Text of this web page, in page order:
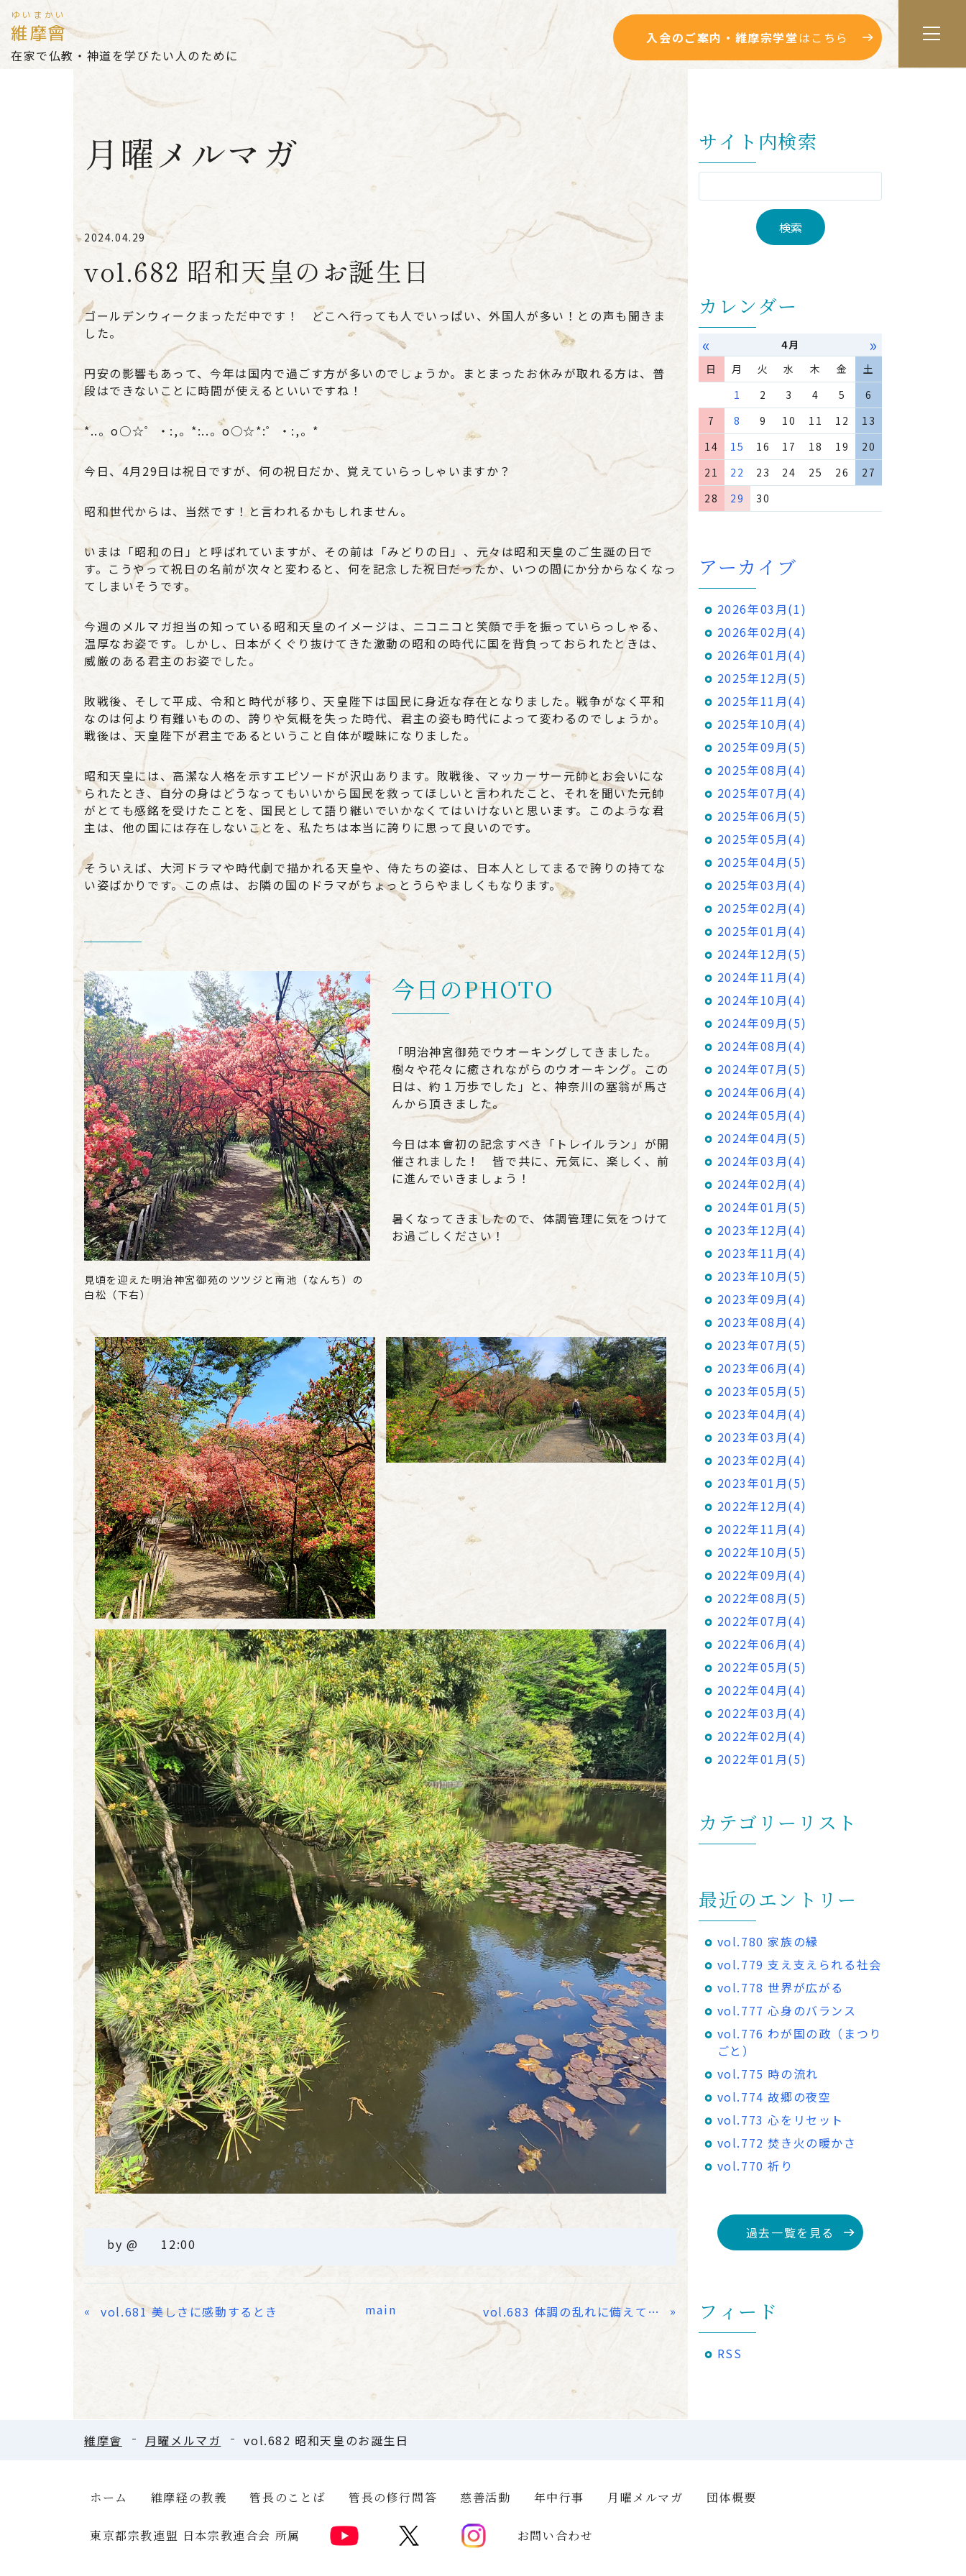
維摩會
ゆいまかい
在家で仏教・神道を学びたい人のために
入会のご案内・維摩宗学堂はこちら
月曜メルマガ
2024.04.29
vol.682 昭和天皇のお誕生日
ゴールデンウィークまっただ中です！ どこへ行っても人でいっぱい、外国人が多い！との声も聞きま
した。
円安の影響もあって、今年は国内で過ごす方が多いのでしょうか。まとまったお休みが取れる方は、普
段はできないことに時間が使えるといいですね！
*..。o○☆゜・:,。*:..。o○☆*:゜・:,。*
今日、4月29日は祝日ですが、何の祝日だか、覚えていらっしゃいますか？
昭和世代からは、当然です！と言われるかもしれません。
いまは「昭和の日」と呼ばれていますが、その前は「みどりの日」、元々は昭和天皇のご生誕の日で
す。こうやって祝日の名前が次々と変わると、何を記念した祝日だったか、いつの間にか分からなくなっ
てしまいそうです。
今週のメルマガ担当の知っている昭和天皇のイメージは、ニコニコと笑顔で手を振っていらっしゃる、
温厚なお姿です。しかし、日本がくぐり抜けてきた激動の昭和の時代に国を背負っておられたときは、
威厳のある君主のお姿でした。
敗戦後、そして平成、令和と時代が移り、天皇陛下は国民に身近な存在となりました。戦争がなく平和
なのは何より有難いものの、誇りや気概を失った時代、君主の姿も時代によって変わるのでしょうか。
戦後は、天皇陛下が君主であるということ自体が曖昧になりました。
昭和天皇には、高潔な人格を示すエピソードが沢山あります。敗戦後、マッカーサー元帥とお会いにな
られたとき、自分の身はどうなってもいいから国民を救ってほしいと言われたこと、それを聞いた元帥
がとても感銘を受けたことを、国民として語り継いでいかなくてはいけないと思います。このような君
主は、他の国には存在しないことを、私たちは本当に誇りに思って良いのです。
そういえば、大河ドラマや時代劇で描かれる天皇や、侍たちの姿は、日本人としてまるで誇りの持てな
い姿ばかりです。この点は、お隣の国のドラマがちょっとうらやましくもなります。
見頃を迎えた明治神宮御苑のツツジと南池（なんち）の
白松（下右）
今日のPHOTO
「明治神宮御苑でウオーキングしてきました。
樹々や花々に癒されながらのウオーキング。この
日は、約１万歩でした」と、神奈川の塞翁が馬さ
んから頂きました。
今日は本會初の記念すべき「トレイルラン」が開
催されました！ 皆で共に、元気に、楽しく、前
に進んでいきましょう！
暑くなってきましたので、体調管理に気をつけて
お過ごしください！
by @ 12:00
« vol.681 美しさに感動するとき main vol.683 体調の乱れに備えて… »
サイト内検索
カレンダー
« 4月 »
日 月 火 水 木 金
土
1
2 3 4 5
6
7
8 9 10 11 12
13
14
15 16 17 18 19
20
21
22 23 24 25 26
27
28
29 30
アーカイブ
2026年03月(1)
2026年02月(4)
2026年01月(4)
2025年12月(5)
2025年11月(4)
2025年10月(4)
2025年09月(5)
2025年08月(4)
2025年07月(4)
2025年06月(5)
2025年05月(4)
2025年04月(5)
2025年03月(4)
2025年02月(4)
2025年01月(4)
2024年12月(5)
2024年11月(4)
2024年10月(4)
2024年09月(5)
2024年08月(4)
2024年07月(5)
2024年06月(4)
2024年05月(4)
2024年04月(5)
2024年03月(4)
2024年02月(4)
2024年01月(5)
2023年12月(4)
2023年11月(4)
2023年10月(5)
2023年09月(4)
2023年08月(4)
2023年07月(5)
2023年06月(4)
2023年05月(5)
2023年04月(4)
2023年03月(4)
2023年02月(4)
2023年01月(5)
2022年12月(4)
2022年11月(4)
2022年10月(5)
2022年09月(4)
2022年08月(5)
2022年07月(4)
2022年06月(4)
2022年05月(5)
2022年04月(4)
2022年03月(4)
2022年02月(4)
2022年01月(5)
カテゴリーリスト
最近のエントリー
vol.780 家族の縁
vol.779 支え支えられる社会
vol.778 世界が広がる
vol.777 心身のバランス
vol.776 わが国の政（まつり
ごと）
vol.775 時の流れ
vol.774 故郷の夜空
vol.773 心をリセット
vol.772 焚き火の暖かさ
vol.770 祈り
過去一覧を見る
フィード
RSS
維摩會 月曜メルマガ vol.682 昭和天皇のお誕生日
ホーム 維摩経の教義 管長のことば 管長の修行問答 慈善活動 年中行事 月曜メルマガ 団体概要
東京都宗教連盟 日本宗教連合会 所属 お問い合わせ